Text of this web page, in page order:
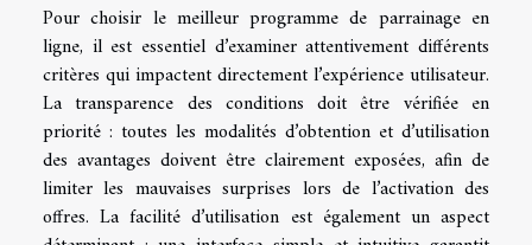
Pour choisir le meilleur programme de parrainage en
ligne, il est essentiel d’examiner attentivement différents
critères qui impactent directement l’expérience utilisateur.
La transparence des conditions doit être vérifiée en
priorité : toutes les modalités d’obtention et d’utilisation
des avantages doivent être clairement exposées, afin de
limiter les mauvaises surprises lors de l’activation des
offres. La facilité d’utilisation est également un aspect